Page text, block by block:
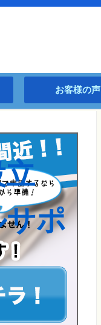
お客様の声
サポ